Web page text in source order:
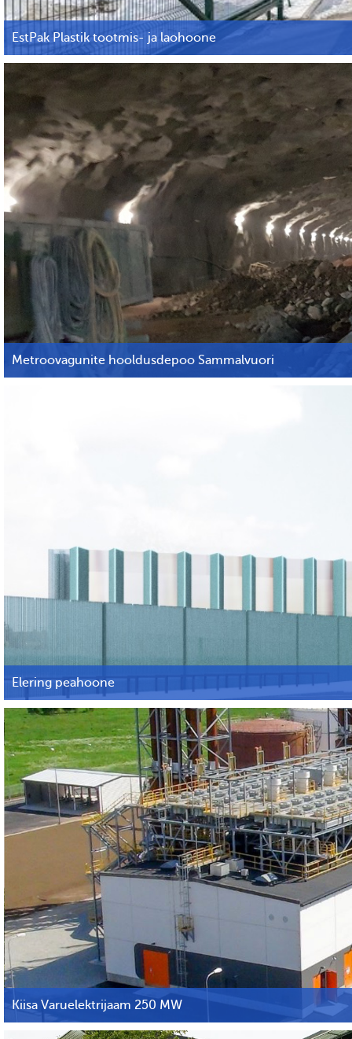
EstPak Plastik tootmis- ja laohoone
Metroovagunite hooldusdepoo Sammalvuori
Elering peahoone
Kiisa Varuelektrijaam 250 MW